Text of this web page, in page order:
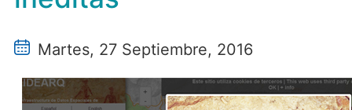
Martes, 27 Septiembre, 2016